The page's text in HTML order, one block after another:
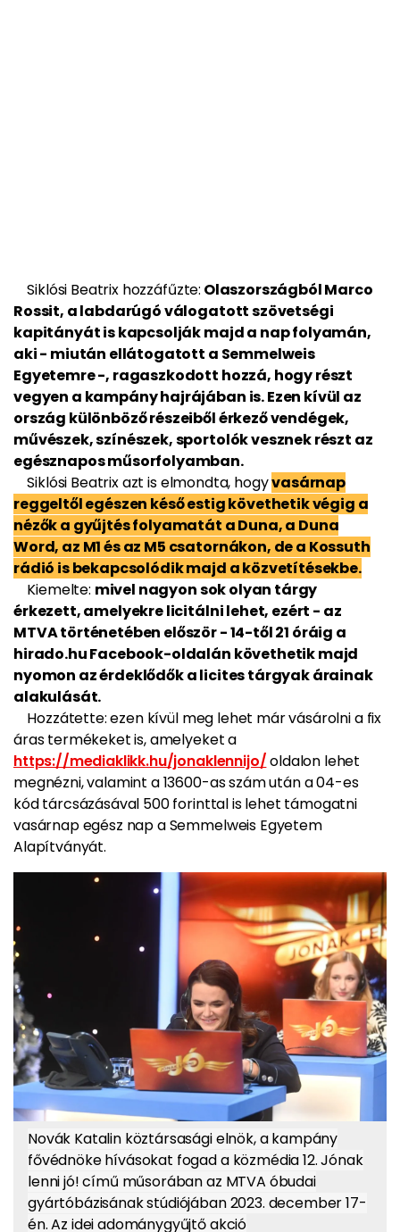
Siklósi Beatrix hozzáfűzte: Olaszországból Marco
Rossit, a labdarúgó válogatott szövetségi
kapitányát is kapcsolják majd a nap folyamán,
aki - miután ellátogatott a Semmelweis
Egyetemre -, ragaszkodott hozzá, hogy részt
vegyen a kampány hajrájában is. Ezen kívül az
ország különböző részeiből érkező vendégek,
művészek, színészek, sportolók vesznek részt az
egésznapos műsorfolyamban.
Siklósi Beatrix azt is elmondta, hogyvasárnap
reggeltől egészen késő estig követhetik végig a
nézők a gyűjtés folyamatát a Duna, a Duna
Word, az M1 és az M5 csatornákon, de a Kossuth
rádió is bekapcsolódik majd a közvetítésekbe.
Kiemelte: mivel nagyon sok olyan tárgy
érkezett, amelyekre licitálni lehet, ezért - az
MTVA történetében először - 14-től 21 óráig a
hirado.hu Facebook-oldalán követhetik majd
nyomon az érdeklődők a licites tárgyak árainak
alakulását.
Hozzátette: ezen kívül meg lehet már vásárolni a fix
áras termékeket is, amelyeket a
https://mediaklikk.hu/jonaklennijo/oldalon lehet
megnézni, valamint a 13600-as szám után a 04-es
kód tárcsázásával 500 forinttal is lehet támogatni
vasárnap egész nap a Semmelweis Egyetem
Alapítványát.
Novák Katalin köztársasági elnök, a kampány
fővédnöke hívásokat fogad a közmédia 12. Jónak
lenni jó! című műsorában az MTVA óbudai
gyártóbázisának stúdiójában 2023. december 17-
én. Az idei adománygyűjtő akció